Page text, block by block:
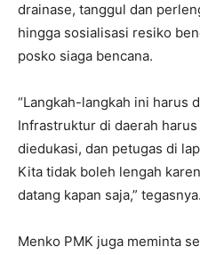
drainase, tanggul dan
hingga sosialisasi resiko
posko siaga bencana.
“Langkah-langkah ini harus
Infrastruktur di daerah
diedukasi, dan petugas di
Kita tidak boleh lengah
datang kapan saja,” tegasnya.
Menko PMK juga meminta